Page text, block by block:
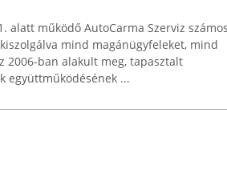
alatt működő AutoCarma Szerviz számos
mind magánügyfeleket, mind
2006-ban alakult meg, tapasztalt
együttműködésének ...